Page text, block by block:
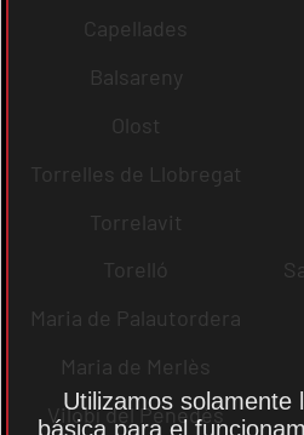
Capellades
Balsareny
Olost
Torrelles de Llobregat
Torrelavit
Torelló
Maria de Palautordera
Maria de Merlès
Vilobí del Penedès
Utilizamos solamente
básica para el